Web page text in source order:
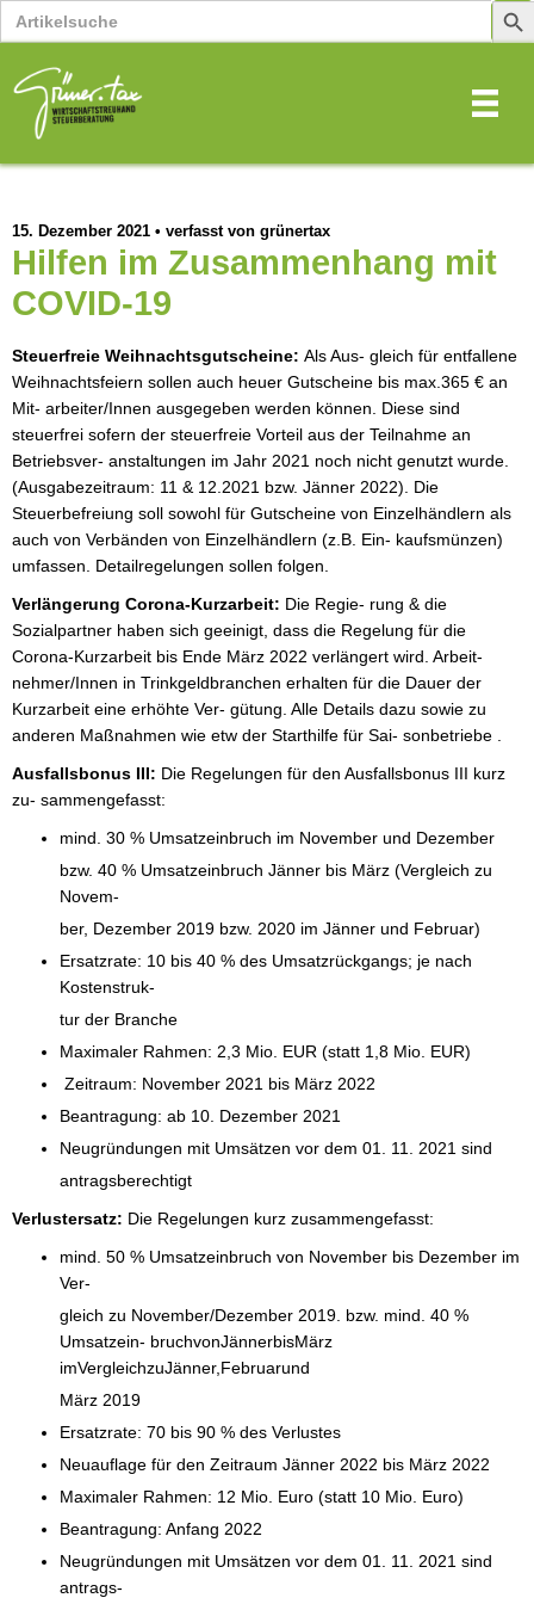
Search
for:
15. Dezember 2021 • verfasst von grünertax
Hilfen im Zusammenhang mit
COVID-19
Steuerfreie Weihnachtsgutscheine: Als Aus- gleich für entfallene
Weihnachtsfeiern sollen auch heuer Gutscheine bis max.365 € an
Mit- arbeiter/Innen ausgegeben werden können. Diese sind
steuerfrei sofern der steuerfreie Vorteil aus der Teilnahme an
Betriebsver- anstaltungen im Jahr 2021 noch nicht genutzt wurde.
(Ausgabezeitraum: 11 & 12.2021 bzw. Jänner 2022). Die
Steuerbefreiung soll sowohl für Gutscheine von Einzelhändlern als
auch von Verbänden von Einzelhändlern (z.B. Ein- kaufsmünzen)
umfassen. Detailregelungen sollen folgen.
Verlängerung Corona-Kurzarbeit: Die Regie- rung & die
Sozialpartner haben sich geeinigt, dass die Regelung für die
Corona-Kurzarbeit bis Ende März 2022 verlängert wird. Arbeit-
nehmer/Innen in Trinkgeldbranchen erhalten für die Dauer der
Kurzarbeit eine erhöhte Ver- gütung. Alle Details dazu sowie zu
anderen Maßnahmen wie etw der Starthilfe für Sai- sonbetriebe .
Ausfallsbonus III: Die Regelungen für den Ausfallsbonus III kurz
zu- sammengefasst:
mind. 30 % Umsatzeinbruch im November und Dezember
bzw. 40 % Umsatzeinbruch Jänner bis März (Vergleich zu
Novem-
ber, Dezember 2019 bzw. 2020 im Jänner und Februar)
Ersatzrate: 10 bis 40 % des Umsatzrückgangs; je nach
Kostenstruk-
tur der Branche
Maximaler Rahmen: 2,3 Mio. EUR (statt 1,8 Mio. EUR)
Zeitraum: November 2021 bis März 2022
Beantragung: ab 10. Dezember 2021
Neugründungen mit Umsätzen vor dem 01. 11. 2021 sind
antragsberechtigt
Verlustersatz: Die Regelungen kurz zusammengefasst:
mind. 50 % Umsatzeinbruch von November bis Dezember im
Ver-
gleich zu November/Dezember 2019. bzw. mind. 40 %
Umsatzein- bruchvonJännerbisMärz
imVergleichzuJänner,Februarund
März 2019
Ersatzrate: 70 bis 90 % des Verlustes
Neuauflage für den Zeitraum Jänner 2022 bis März 2022
Maximaler Rahmen: 12 Mio. Euro (statt 10 Mio. Euro)
Beantragung: Anfang 2022
Neugründungen mit Umsätzen vor dem 01. 11. 2021 sind
antrags-